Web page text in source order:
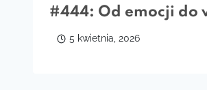
#444: Od emocji do
5 kwietnia, 2026